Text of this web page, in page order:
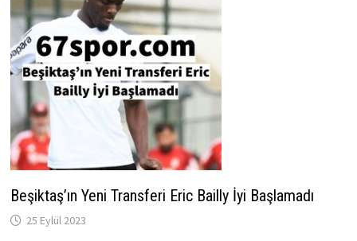
Beşiktaş’ın Yeni Transferi Eric Bailly İyi Başlamadı
25 Eylül 2023